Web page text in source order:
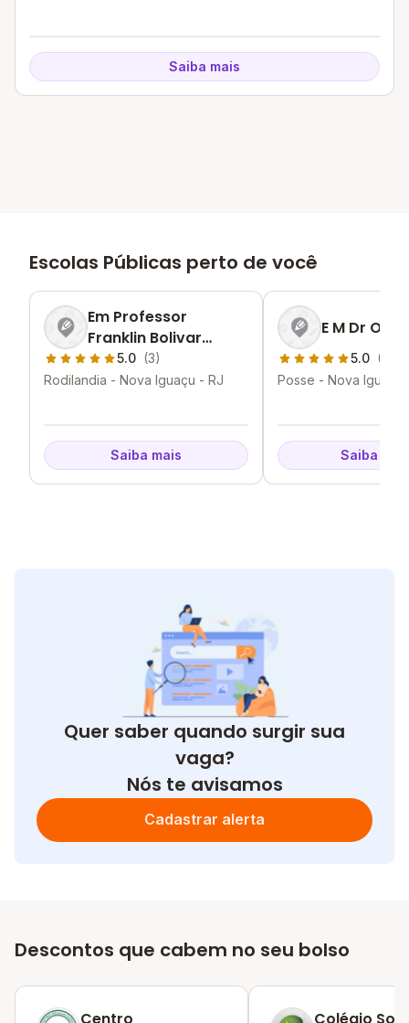
Saiba mais
Escolas Públicas perto de você
Em Professor
Franklin Bolivar
Fernandes
5.0 (3)
Rodilandia - Nova Iguaçu - RJ
Saiba mais
E M Dr
5.0 (2)
Posse - Nova Iguaçu
Saiba
Quer saber quando surgir sua
vaga?
Nós te avisamos
Cadastrar alerta
Descontos que cabem no seu bolso